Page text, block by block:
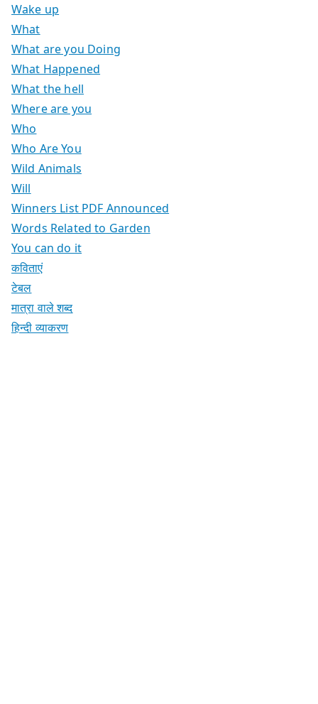
Wake up
What
What are you Doing
What Happened
What the hell
Where are you
Who
Who Are You
Wild Animals
Will
Winners List PDF Announced
Words Related to Garden
You can do it
कविताएं
टेबल
मात्रा वाले शब्द
हिन्दी व्याकरण